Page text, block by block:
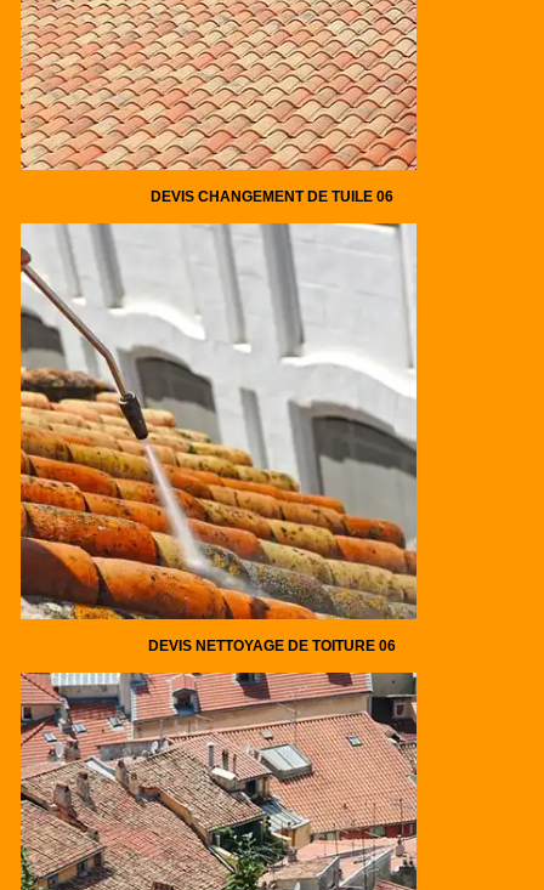
DEVIS CHANGEMENT DE TUILE 06
DEVIS NETTOYAGE DE TOITURE 06